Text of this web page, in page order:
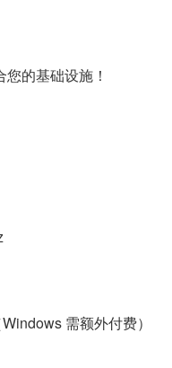
的基础设施！
需额外付费）